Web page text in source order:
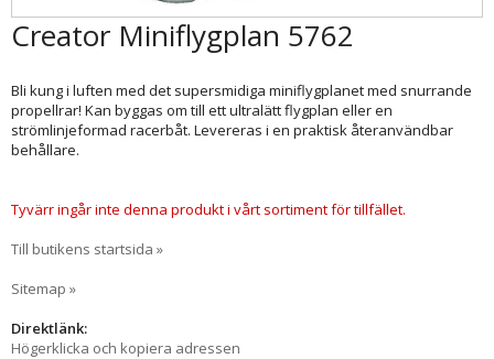
Creator Miniflygplan 5762
Bli kung i luften med det supersmidiga miniflygplanet med snurrande
propellrar! Kan byggas om till ett ultralätt flygplan eller en
strömlinjeformad racerbåt. Levereras i en praktisk återanvändbar
behållare.
Tyvärr ingår inte denna produkt i vårt sortiment för tillfället.
Till butikens startsida »
Sitemap »
Direktlänk:
Högerklicka och kopiera adressen